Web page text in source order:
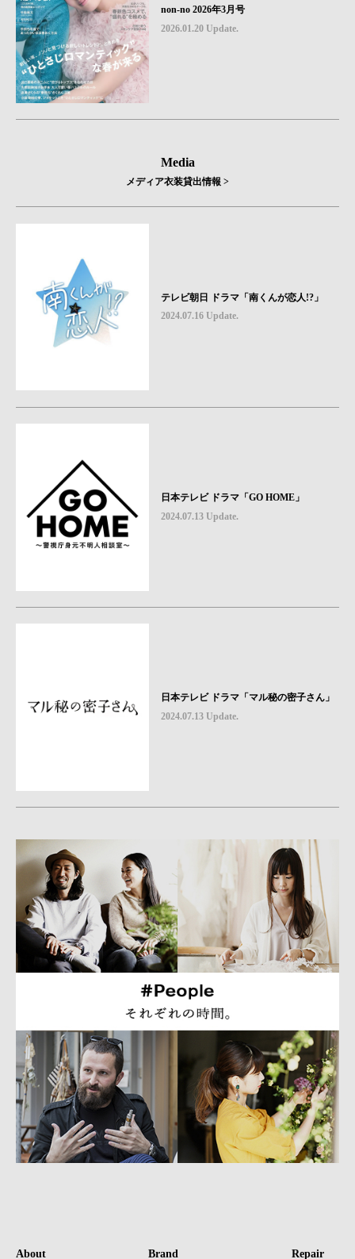
non-no 2026年3月号
2026.01.20 Update.
Media
メディア衣装貸出情報 >
テレビ朝日 ドラマ「南くんが恋人!?」
2024.07.16 Update.
日本テレビ ドラマ「GO HOME」
2024.07.13 Update.
日本テレビ ドラマ「マル秘の密子さん」
2024.07.13 Update.
About Brand Repair